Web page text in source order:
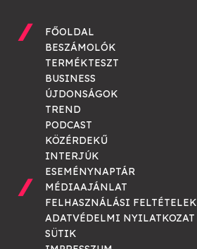
FŐOLDAL
BESZÁMOLÓK
TERMÉKTESZT
BUSINESS
ÚJDONSÁGOK
TREND
PODCAST
KÖZÉRDEKŰ
INTERJÚK
ESEMÉNYNAPTÁR
MÉDIAAJÁNLAT
FELHASZNÁLÁSI FELTÉTELEK
ADATVÉDELMI NYILATKOZAT
SÜTIK